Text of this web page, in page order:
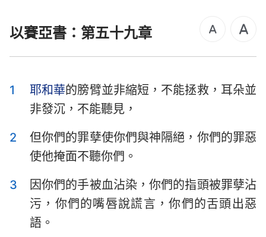
撒母耳記上 撒母耳記下
歷代志上 歷代志下
以斯拉記
以斯帖記 約伯記
傳道書 雅歌
以賽亞書
以賽亞書：第五十九章
1 耶和華的膀臂並非縮短，不能拯救，耳朵並
非發沉，不能聽見，
2
但你們的罪孽使你們與神隔絕，你們的罪惡
使他掩面不聽你們。
3
因你們的手被血沾染，你們的指頭被罪孽沾
污，你們的嘴唇說謊言，你們的舌頭出惡
語。